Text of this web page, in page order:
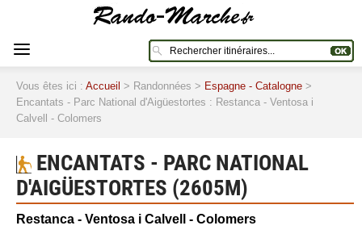
Vous êtes ici : Accueil > Randonnées > Espagne - Catalogne >
Encantats - Parc National d'Aigüestortes : Restanca - Ventosa i
Calvell - Colomers
ENCANTATS - PARC NATIONAL
D'AIGÜESTORTES (2605M)
Restanca - Ventosa i Calvell - Colomers